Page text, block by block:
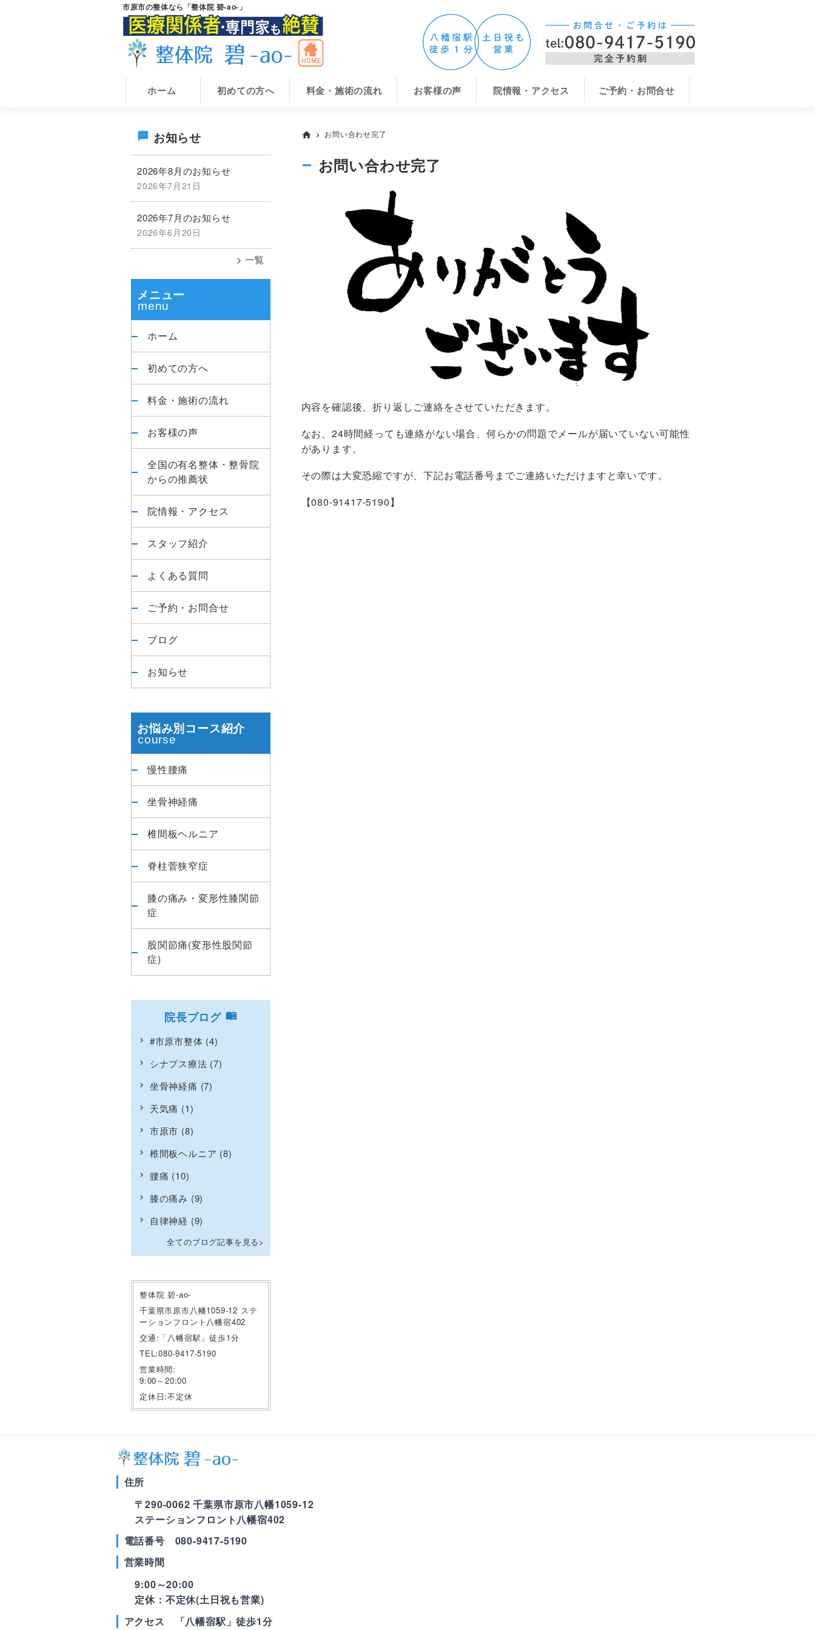
市原市の整体なら「整体院 碧-ao-」
市
原
市
ao-
市
原
痛・
ホーム 初めての方へ 料金・施術の流れ お客様の声 院情報・アクセス ご予約・お問合せ
home chevron_right お問い合わせ完了
お問い合わせ完了
内容を確認後、折り返しご連絡をさせていただきます。
なお、24時間経っても連絡がない場合、何らかの問題でメールが届いていない可能性
があります。
その際は大変恐縮ですが、下記お電話番号までご連絡いただけますと幸いです。
【080-91417-5190】
最
初
の
サ
ド
バ
ー
お知らせ
2026年8月のお知らせ
2026年7月21日
2026年7月のお知らせ
2026年6月20日
一覧
メニュー
ホーム
初めての方へ
料金・施術の流れ
お客様の声
全国の有名整体・整骨院
からの推薦状
院情報・アクセス
スタッフ紹介
よくある質問
ご予約・お問合せ
ブログ
お知らせ
お悩み別コース紹介
慢性腰痛
坐骨神経痛
椎間板ヘルニア
脊柱菅狭窄症
膝の痛み・変形性膝関節
症
股関節痛(変形性股関節
症)
院長ブログ
#市原市整体 (4)
シナプス療法 (7)
坐骨神経痛 (7)
天気痛 (1)
市原市 (8)
椎間板ヘルニア (8)
腰痛 (10)
膝の痛み (9)
自律神経 (9)
全てのブログ記事を見る
整体院 碧-ao-
千葉県市原市八幡1059-12 ステ
ーションフロント八幡宿402
交通:「八幡宿駅」徒歩1分
TEL:080-9417-5190
営業時間:
9:00～20:00
定休日:不定休
住所
〒290-0062 千葉県市原市八幡1059-12
ステーションフロント八幡宿402
電話番号 080-9417-5190
営業時間
9:00～20:00
定休：不定休(土日祝も営業)
アクセス 「八幡宿駅」徒歩1分